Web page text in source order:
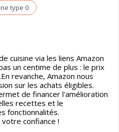
type 0
cuisine via les liens Amazon
un centime de plus : le prix
revanche, Amazon nous
sur les achats éligibles.
de financer l'amélioration
recettes et le
fonctionnalités.
confiance !